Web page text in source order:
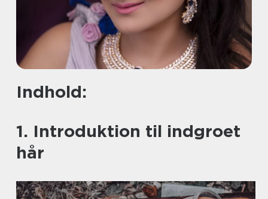
Indhold:
1. Introduktion til indgroet
hår